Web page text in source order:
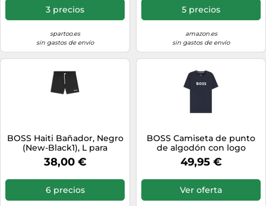
3 precios
spartoo.es
sin gastos de envío
5 precios
amazon.es
sin gastos de envío
BOSS Haiti Bañador, Negro
(New-Black1), L para
Hombre
38,00 €
6 precios
BOSS Camiseta de punto
de algodón con logo
estampado - StyleT-Shirt
RN, 50491706 Azul oscuro L
49,95 €
Ver oferta